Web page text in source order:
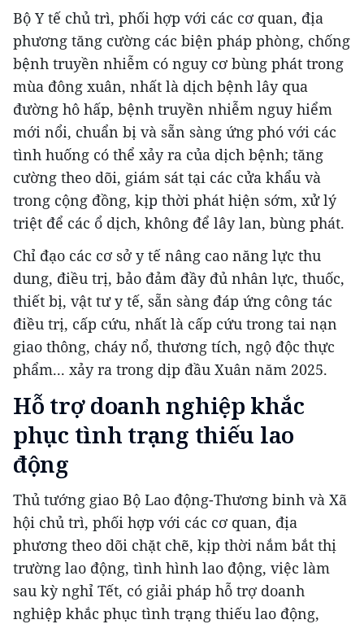
Bộ Y tế chủ trì, phối hợp với các cơ quan, địa
phương tăng cường các biện pháp phòng, chống
bệnh truyền nhiễm có nguy cơ bùng phát trong
mùa đông xuân, nhất là dịch bệnh lây qua
đường hô hấp, bệnh truyền nhiễm nguy hiểm
mới nổi, chuẩn bị và sẵn sàng ứng phó với các
tình huống có thể xảy ra của dịch bệnh; tăng
cường theo dõi, giám sát tại các cửa khẩu và
trong cộng đồng, kịp thời phát hiện sớm, xử lý
triệt để các ổ dịch, không để lây lan, bùng phát.
Chỉ đạo các cơ sở y tế nâng cao năng lực thu
dung, điều trị, bảo đảm đầy đủ nhân lực, thuốc,
thiết bị, vật tư y tế, sẵn sàng đáp ứng công tác
điều trị, cấp cứu, nhất là cấp cứu trong tai nạn
giao thông, cháy nổ, thương tích, ngộ độc thực
phẩm... xảy ra trong dịp đầu Xuân năm 2025.
Hỗ trợ doanh nghiệp khắc
phục tình trạng thiếu lao
động
Thủ tướng giao Bộ Lao động-Thương binh và Xã
hội chủ trì, phối hợp với các cơ quan, địa
phương theo dõi chặt chẽ, kịp thời nắm bắt thị
trường lao động, tình hình lao động, việc làm
sau kỳ nghỉ Tết, có giải pháp hỗ trợ doanh
nghiệp khắc phục tình trạng thiếu lao động,